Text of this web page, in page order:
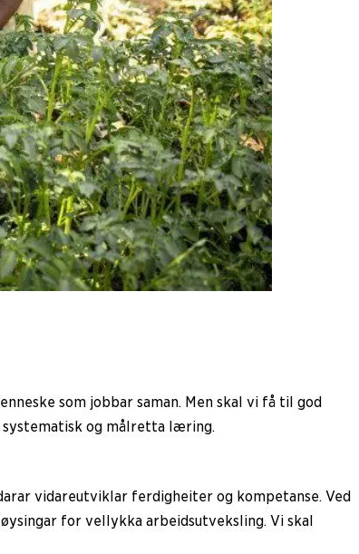
som jobbar saman. Men skal vi få til god
og målretta læring.
vidareutviklar ferdigheiter og kompetanse. Ved
for vellykka arbeidsutveksling. Vi skal